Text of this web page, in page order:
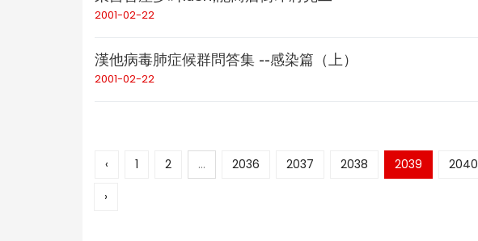
2001-02-22
漢他病毒肺症候群問答集 --感染篇（上）
2001-02-22
‹ 1 2 ... 2036 2037 2038 2039 2040
›